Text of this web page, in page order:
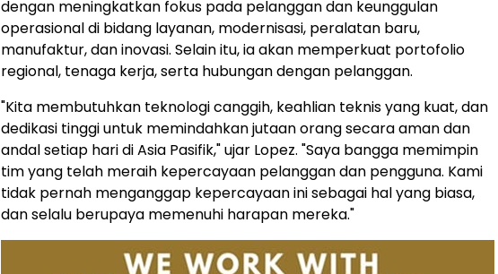
dengan meningkatkan fokus pada pelanggan dan keunggulan
operasional di bidang layanan, modernisasi, peralatan baru,
manufaktur, dan inovasi. Selain itu, ia akan memperkuat portofolio
regional, tenaga kerja, serta hubungan dengan pelanggan.
"Kita membutuhkan teknologi canggih, keahlian teknis yang kuat, dan
dedikasi tinggi untuk memindahkan jutaan orang secara aman dan
andal setiap hari di Asia Pasifik," ujar Lopez. "Saya bangga memimpin
tim yang telah meraih kepercayaan pelanggan dan pengguna. Kami
tidak pernah menganggap kepercayaan ini sebagai hal yang biasa,
dan selalu berupaya memenuhi harapan mereka."